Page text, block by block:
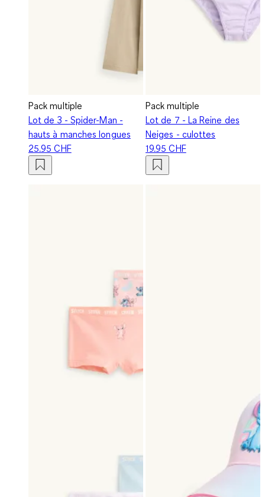
Pack multiple
Lot de 3 - Spider-Man -
hauts à manches longues
25.95 CHF
Pack multiple
Lot de 7 - La Reine des
Neiges - culottes
19.95 CHF